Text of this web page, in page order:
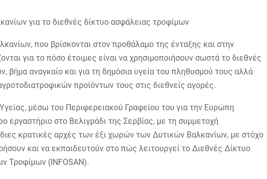
που βρίσκονται στον προθάλαμο της ένταξης και στην
για το πόσο έτοιμες είναι να χρησιμοποιήσουν σωστά το διεθνές
βήμα αναγκαίο και για τη δημόσια υγεία του πληθυσμού τους αλλά
προϊόντων τους στις διεθνείς αγορές.
μέσω του Περιφερειακού Γραφείου του για την Ευρώπη
εργαστήριο στο Βελιγράδι της Σερβίας, με τη συμμετοχή
κρατικές αρχές των έξι χωρών των Δυτικών Βαλκανίων, με στόχο
και να εκπαιδευτούν στο πώς λειτουργεί το Διεθνές Δίκτυο
Τροφίμων (INFOSAN).